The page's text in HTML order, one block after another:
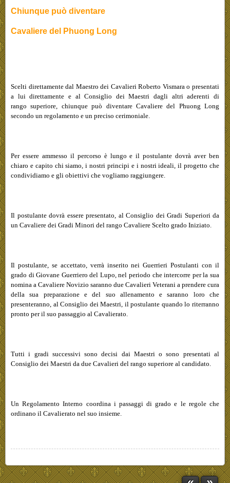
Chiunque può diventare
Cavaliere del Phuong Long
Scelti direttamente dal Maestro dei Cavalieri Roberto Vismara o presentati
a lui direttamente e al Consiglio dei Maestri dagli altri aderenti di
rango superiore, chiunque può diventare Cavaliere del Phuong Long
secondo un regolamento e un preciso cerimoniale.
Per essere ammesso il percorso è lungo e il postulante dovrà aver ben
chiaro e capito chi siamo, i nostri principi e i nostri ideali, il progetto che
condividiamo e gli obiettivi che vogliamo raggiungere.
Il postulante dovrà essere presentato, al Consiglio dei Gradi Superiori da
un Cavaliere dei Gradi Minori del rango Cavaliere Scelto grado Iniziato.
Il postulante, se accettato, verrà inserito nei Guerrieri Postulanti con il
grado di Giovane Guerriero del Lupo, nel periodo che intercorre per la sua
nomina a Cavaliere Novizio saranno due Cavalieri Veterani a prendere cura
della sua preparazione e del suo allenamento e saranno loro che
presenteranno, al Consiglio dei Maestri, il postulante quando lo riterranno
pronto per il suo passaggio al Cavalierato.
Tutti i gradi successivi sono decisi dai Maestri o sono presentati al
Consiglio dei Maestri da due Cavalieri del rango superiore al candidato.
Un Regolamento Interno coordina i passaggi di grado e le regole che
ordinano il Cavalierato nel suo insieme.